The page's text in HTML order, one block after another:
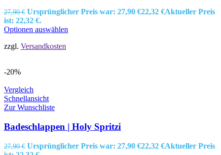
27,90€ Ursprünglicher Preis war: 27,90 €22,32 €Aktueller Preis
ist: 22,32 €.
Optionen auswählen
zzgl. Versandkosten
-20%
Vergleich
Schnellansicht
Zur Wunschliste
Badeschlappen | Holy Spritzi
27,90€ Ursprünglicher Preis war: 27,90 €22,32 €Aktueller Preis